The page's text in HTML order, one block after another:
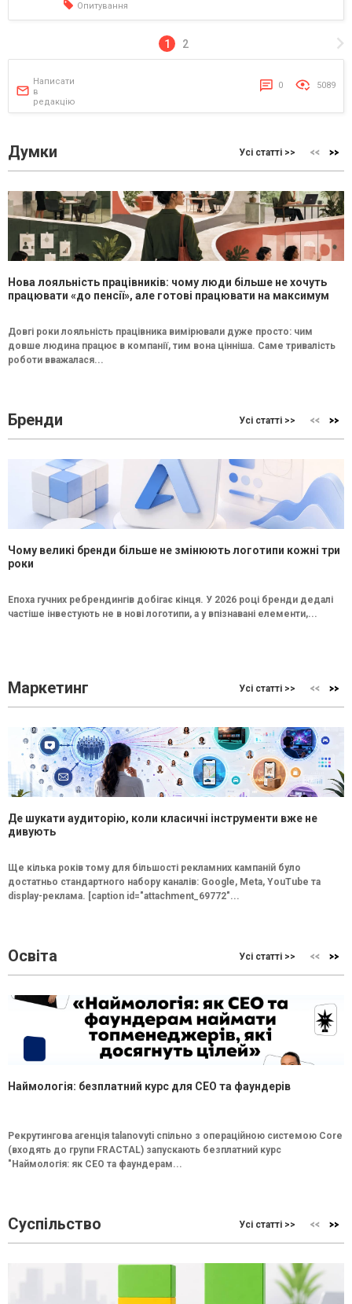
Опитування
1 2
Написати
в
редакцію
0 5089
Думки Усі статті >>
Нова лояльність працівників: чому люди більше не хочуть
працювати «до пенсії», але готові працювати на максимум
Довгі роки лояльність працівника вимірювали дуже просто: чим
довше людина працює в компанії, тим вона цінніша. Саме тривалість
роботи вважалася...
Бренди Усі статті >>
Чому великі бренди більше не змінюють логотипи кожні три
роки
Епоха гучних ребрендингів добігає кінця. У 2026 році бренди дедалі
частіше інвестують не в нові логотипи, а у впізнавані елементи,...
Маркетинг Усі статті >>
Де шукати аудиторію, коли класичні інструменти вже не
дивують
Ще кілька років тому для більшості рекламних кампаній було
достатньо стандартного набору каналів: Google, Meta, YouTube та
display-реклама. [caption id="attachment_69772"...
Освіта Усі статті >>
Наймологія: безплатний курс для CEO та фаундерів
Рекрутингова агенція talanovyti спільно з операційною системою Core
(входять до групи FRACTAL) запускають безплатний курс
"Наймологія: як СEO та фаундерам...
Суспільство Усі статті >>